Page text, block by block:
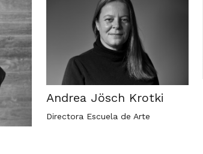
Andrea Jösch Krotki
Directora Escuela de Arte